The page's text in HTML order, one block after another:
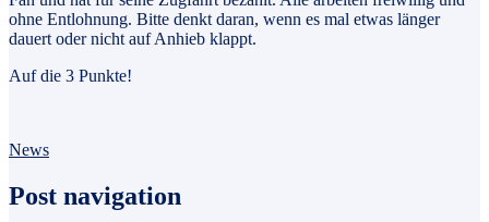
ohne Entlohnung. Bitte denkt daran, wenn es mal etwas länger
dauert oder nicht auf Anhieb klappt.
Auf die 3 Punkte!
News
Post navigation